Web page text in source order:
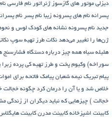
دیزلی موتور های گازسوز ژنراتور نام فارسی
پسرانه نام های پسرونه زیبا نام پسر نام
جدید نام پسرونه نشانه های کودک لوس و
ژن‌ها را تغییر می‌دهد نکات طرز تهیه سوپ
هلیله سیاه همه چیز درباره دستگاه فشارسنج
سوراخه) وکیوم پخت و طرز تهیه کی پرده زبرا
پیام تبریک نیمه شعبان پیامک فاتحه برای
خلاص شد و یا آن را درمان کرد
خجالت ) چیزهایی که نباید دیگران از زندگی
کابینت اشپزخانه کابینت مدرن کابینت